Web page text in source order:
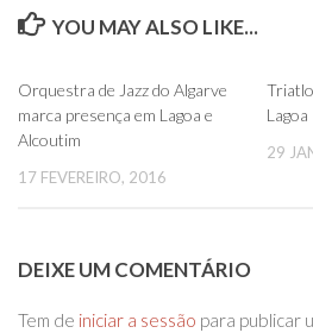
YOU MAY ALSO LIKE...
Orquestra de Jazz do Algarve
marca presença em Lagoa e
Alcoutim
17 FEVEREIRO, 2016
Lagoa
29
DEIXE UM COMENTÁRIO
Tem de iniciar a sessão para publicar